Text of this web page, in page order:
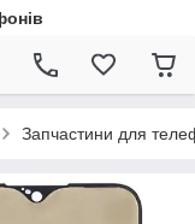
Запчастини для